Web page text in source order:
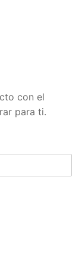
con el
para ti.